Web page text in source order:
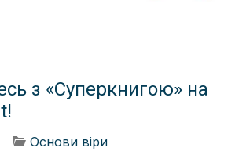
з «Суперкнигою» на
Основи віри